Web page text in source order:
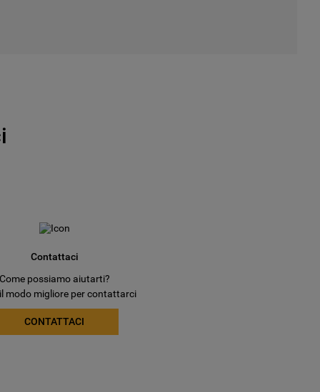
Contattaci
Come possiamo aiutarti?
modo migliore per contattarci
CONTATTACI